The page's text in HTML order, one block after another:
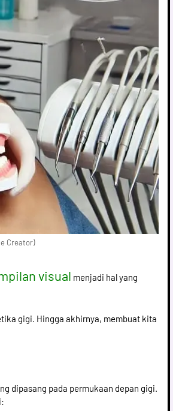
Creator)
visual menjadi hal yang
gigi. Hingga akhirnya, membuat kita
dipasang pada permukaan depan gigi.